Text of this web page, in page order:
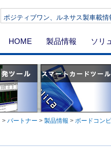
ポジティブワン、ルネサス製車載
HOME 製品情報 ソリ
> パートナー > 製品情報 > ボードコン